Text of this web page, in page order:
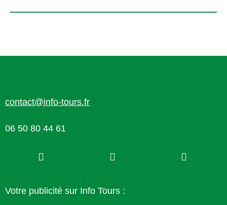
contact@info-tours.fr
06 50 80 44 61
Votre publicité sur Info Tours :